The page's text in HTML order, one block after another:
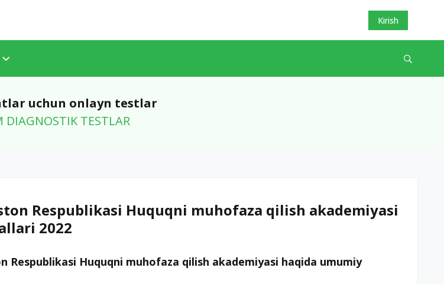
Kirish
uchun onlayn testlar
TESTLAR
Respublikasi Huquqni muhofaza qilish akademiyasi
2022
Respublikasi Huquqni muhofaza qilish akademiyasi haqida umumiy